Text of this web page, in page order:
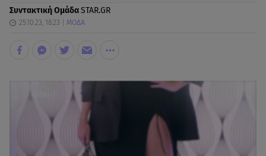
Συντακτική ΟμάδαSTAR.GR
25.10.23, 18:23 ΜΟΔΑ